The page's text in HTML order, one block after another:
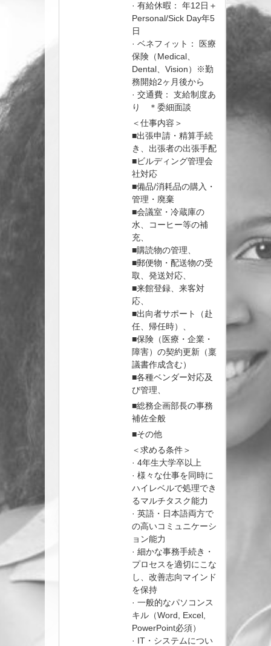
· 有給休暇： 年12日＋
Personal/Sick Day年5
日
· ベネフィット： 医療
保険（Medical、
Dental、Vision）※勤
務開始2ヶ月後から
· 交通費： 支給制度あ
り ＊委細面談
＜仕事内容＞
■出張申請・精算手続
き、出張者の出張手配
■ビルディング管理会
社対応
■備品/消耗品の購入・
管理・廃棄
■会議室・冷蔵庫の
水、コーヒー等の補
充、
■購読物の管理、
■郵便物・配送物の受
取、発送対応、
■来館登録、来客対
応、
■出向者サポート（赴
任、帰任時）、
■保険（医療・企業・
障害）の契約更新（稟
議書作成含む）
■各種ベンダー対応及
び管理、
■総務企画部長の事務
補佐全般
■その他
＜求める条件＞
· 4年生大学卒以上
· 様々な仕事を同時に
ハイレベルで処理でき
るマルチタスク能力
· 英語・日本語両方で
の高いコミュニケーシ
ョン能力
· 細かな事務手続き・
プロセスを適切にこな
し、改善志向マインド
を保持
· 一般的なパソコンス
キル（Word, Excel,
PowerPoint必須）
· IT・システムについ